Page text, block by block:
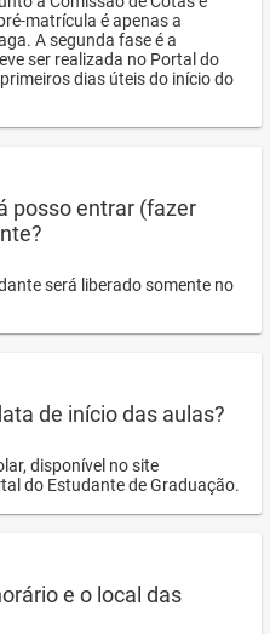
matrícula é apenas a
A segunda fase é a
ser realizada no Portal do
dias úteis do início do
posso entrar (fazer
será liberado somente no
de início das aulas?
disponível no site
do Estudante de Graduação.
e o local das